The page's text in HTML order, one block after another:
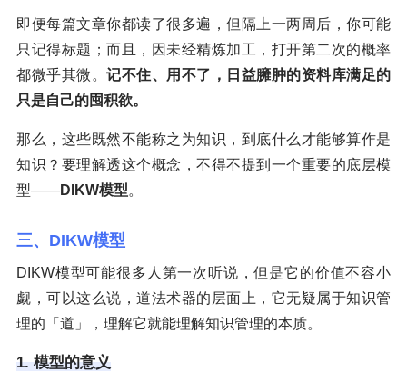
即便每篇文章你都读了很多遍，但隔上一两周后，你可能
只记得标题；而且，因未经精炼加工，打开第二次的概率
都微乎其微。 记不住、用不了，日益臃肿的资料库满足的
只是自己的囤积欲。
那么，这些既然不能称之为知识，到底什么才能够算作是
知识？要理解透这个概念，不得不提到一个重要的底层模
型——DIKW模型。
三、DIKW模型
DIKW模型可能很多人第一次听说，但是它的价值不容小
觑，可以这么说，道法术器的层面上，它无疑属于知识管
理的「道」，理解它就能理解知识管理的本质。
1. 模型的意义